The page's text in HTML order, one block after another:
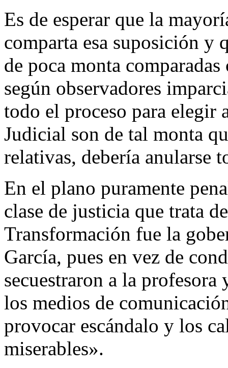
Es de esperar que la
comparta esa suposición y
de poca monta
según observadores
todo el proceso para elegir
Judicial son de tal monta
relativas, debería anularse
En el plano puramente
clase de justicia que trata
Transformación fue la
García, pues en vez de
secuestraron a la
los medios de
provocar escándalo y los
miserables».